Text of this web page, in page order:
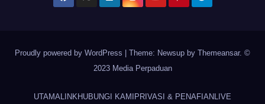
Proudly powered by WordPress Theme: Newsup by Themeansar. ©
2023 Media Perpaduan
UTAMALINKHUBUNGI KAMI PRIVASI & PENAFIAN LIVE